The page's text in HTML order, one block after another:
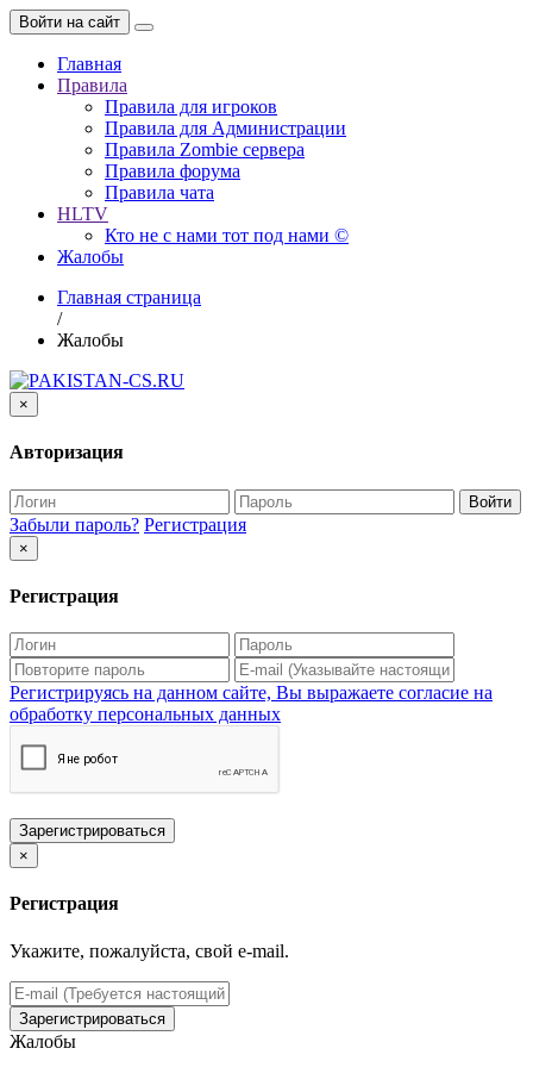
Войти на сайт
Главная
Правила
Правила для игроков
Правила для Администрации
Правила Zombie сервера
Правила форума
Правила чата
HLTV
Кто не с нами тот под нами ©
Жалобы
Главная страница
/
Жалобы
×
Авторизация
Войти
Забыли пароль? Регистрация
×
Регистрация
Регистрируясь на данном сайте, Вы выражаете согласие на
обработку персональных данных
Зарегистрироваться
×
Регистрация
Укажите, пожалуйста, свой e-mail.
Зарегистрироваться
Жалобы